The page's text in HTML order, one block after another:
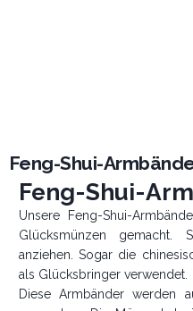
Feng-Shui-
Feng-Shui-
Unsere Feng-Shui-
Glücksmünzen
anziehen. Sogar die
als Glücksbringer verwendet.
Diese Armbänder werden